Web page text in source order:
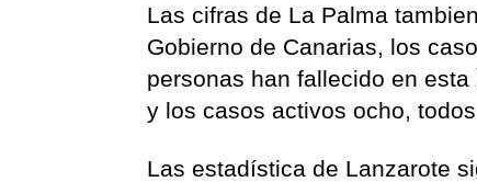
Las cifras de La Palma
Gobierno de Canarias, los
personas han fallecido en
y los casos activos ocho,
Las estadística de Lanzarote